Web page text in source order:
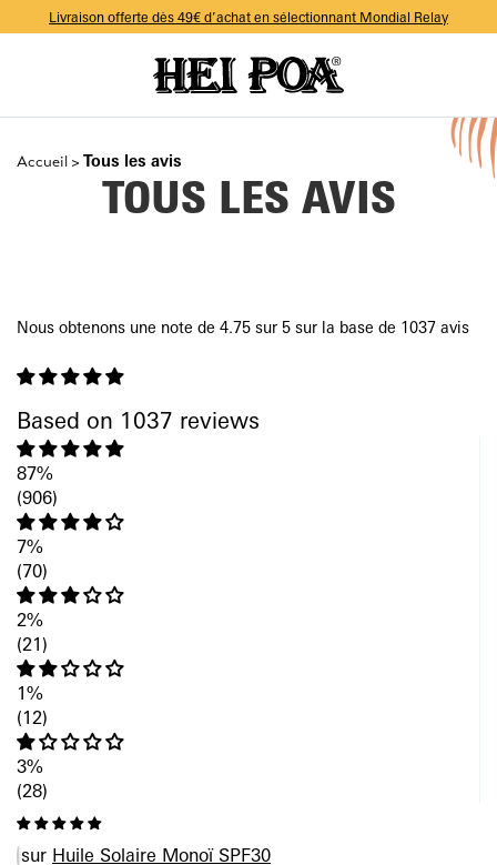
Livraison offerte dès 49€ d’achat en sélectionnant Mondial Relay
-10% sur votre première commande avec le code WELCOME
-10% sur votre première commande avec le code WELCOME
Accueil > Tous les avis
TOUS LES AVIS
Nous obtenons une note de 4.75 sur 5 sur la base de 1037 avis
Based on 1037 reviews
87%
(906)
7%
(70)
2%
(21)
1%
(12)
3%
(28)
Huile Solaire Monoï SPF30